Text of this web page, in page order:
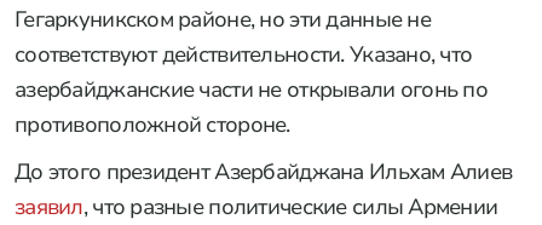
Гегаркуникском районе, но эти данные не
соответствуют действительности. Указано, что
азербайджанские части не открывали огонь по
противоположной стороне.
До этого президент Азербайджана Ильхам Алиев
заявил, что разные политические силы Армении